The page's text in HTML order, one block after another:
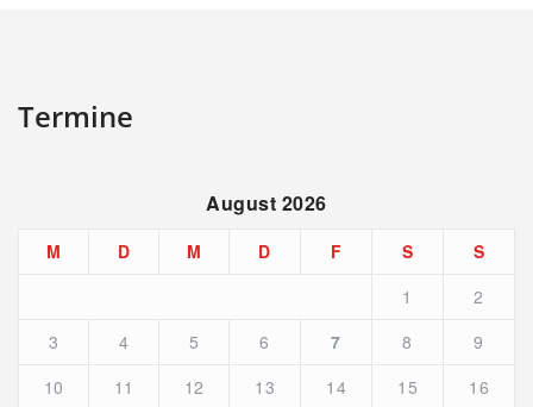
Termine
August 2026
M D M D F S
S
1
2
3
4 5 6 7 8
9
10
11 12 13 14 15 16